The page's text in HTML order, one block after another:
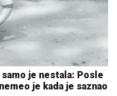
je nestala: Posle
je kada je saznao